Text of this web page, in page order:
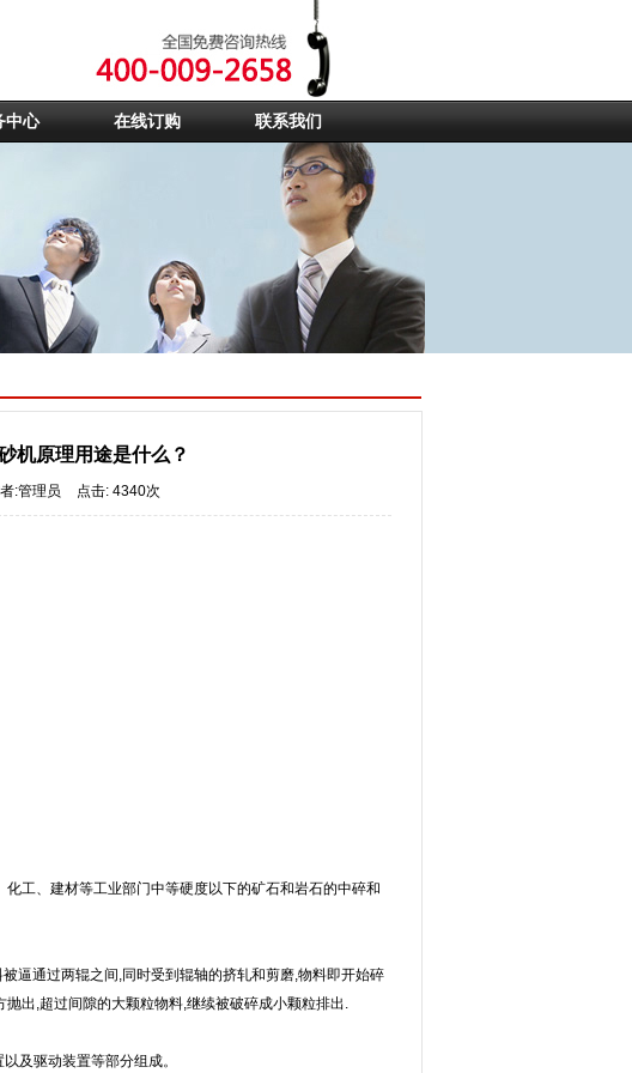
中心 在线订购 联系我们
机原理用途是什么？
:管理员 点击: 4340次
工、建材等工业部门中等硬度以下的矿石和岩石的中碎和
逼通过两辊之间,同时受到辊轴的挤轧和剪磨,物料即开始碎
出,超过间隙的大颗粒物料,继续被破碎成小颗粒排出.
及驱动装置等部分组成。